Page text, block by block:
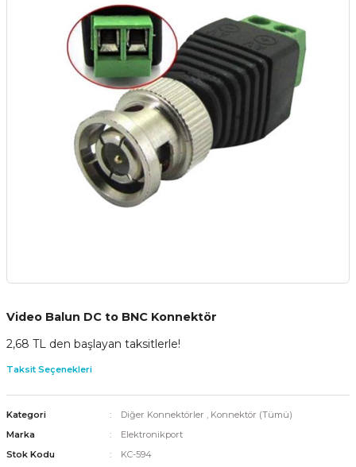
Video Balun DC to BNC Konnektör
2,68 TL den başlayan taksitlerle!
Taksit Seçenekleri
Kategori Diğer Konnektörler , Konnektör (Tümü)
Marka
Elektronikport
Stok Kodu
KC-594